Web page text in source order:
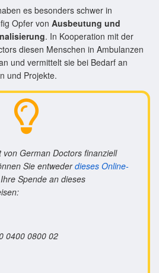
es besonders schwer in
Opfer von Ausbeutung und
. In Kooperation mit der
diesen Menschen in Ambulanzen
und vermittelt sie bei Bedarf an
und Projekte.
German Doctors finanziell
Sie entwederdieses Online-
Spende an dieses
0400 0800 02